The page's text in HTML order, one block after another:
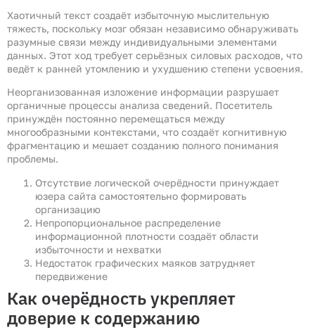
Хаотичный текст создаёт избыточную мыслительную
тяжесть, поскольку мозг обязан независимо обнаруживать
разумные связи между индивидуальными элементами
данных. Этот ход требует серьёзных силовых расходов, что
ведёт к ранней утомлению и ухудшению степени усвоения.
Неорганизованная изложение информации разрушает
органичные процессы анализа сведений. Посетитель
принуждён постоянно перемещаться между
многообразными контекстами, что создаёт когнитивную
фрагментацию и мешает созданию полного понимания
проблемы.
Отсутствие логической очерёдности принуждает
юзера сайта самостоятельно формировать
организацию
Непропорциональное распределение
информационной плотности создаёт области
избыточности и нехватки
Недостаток графических маяков затрудняет
передвижение
Как очерёдность укрепляет
доверие к содержанию